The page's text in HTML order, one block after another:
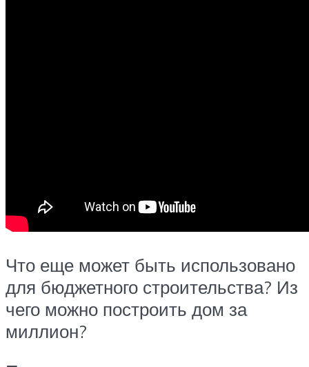
Что еще может быть использовано
для бюджетного строительства? Из
чего можно построить дом за
миллион?